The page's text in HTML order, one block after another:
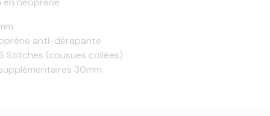
anti-dérapante
Stitches (cousues collées)
30mm